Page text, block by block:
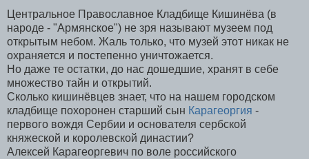
Центральное Православное Кладбище Кишинёва (в
народе - "Армянское") не зря называют музеем под
открытым небом. Жаль только, что музей этот никак не
охраняется и постепенно уничтожается.
Но даже те остатки, до нас дошедшие, хранят в себе
множество тайн и открытий.
Сколько кишинёвцев знает, что на нашем городском
кладбище похоронен старший сын Карагеоргия -
первого вождя Сербии и основателя сербской
княжеской и королевской династии?
Алексей Карагеоргевич по воле российского